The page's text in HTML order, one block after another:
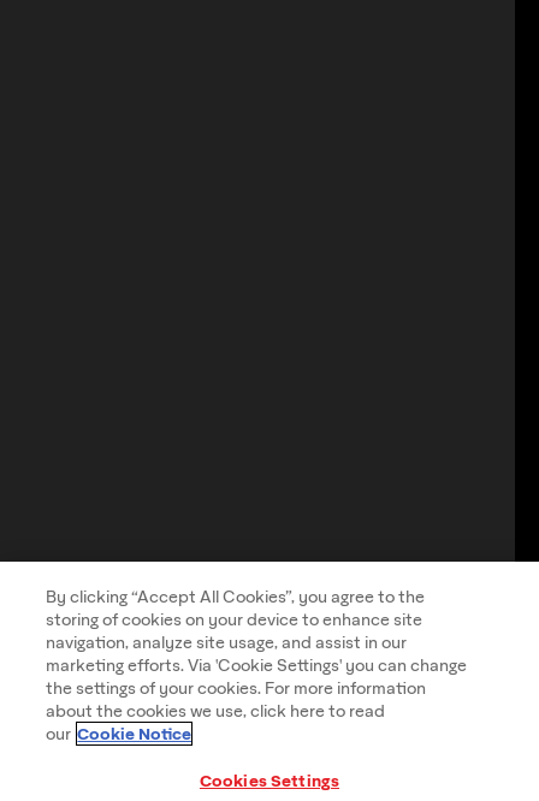
By clicking “Accept All Cookies”, you agree to the
storing of cookies on your device to enhance site
navigation, analyze site usage, and assist in our
marketing efforts. Via 'Cookie Settings' you can change
the settings of your cookies. For more information
about the cookies we use, click here to read
our Cookie Notice
Cookies Settings